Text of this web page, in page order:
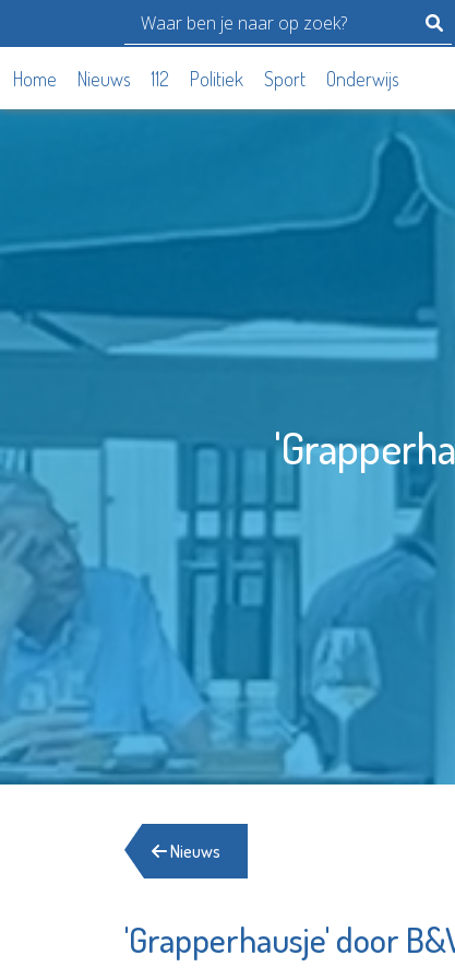
Home Nieuws 112 Politiek Sport Onderwijs
Nieuws
'Grapperhausje' door
Het Schiedams